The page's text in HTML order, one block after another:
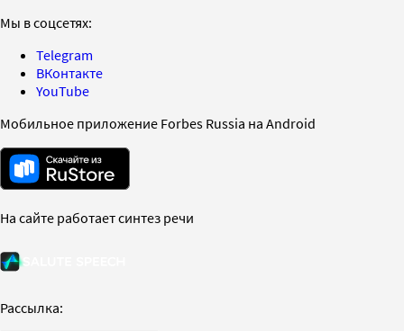
Мы в соцсетях:
Telegram
ВКонтакте
YouTube
Мобильное приложение Forbes Russia на Android
На сайте работает синтез речи
Рассылка: